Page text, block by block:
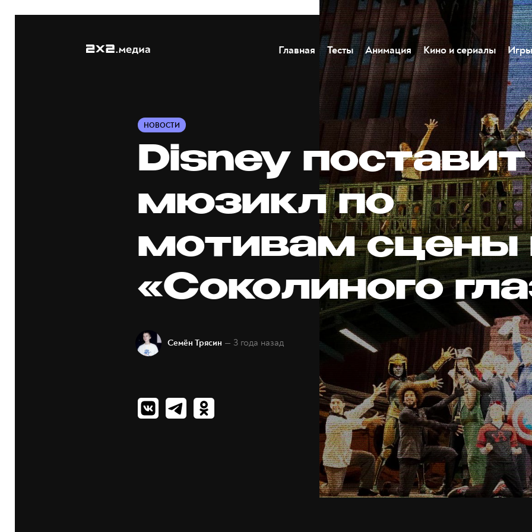
Главная Тесты Анимация Кино и сериалы Игры
НОВОСТИ
Disney поставит
мюзикл по
мотивам сцены
«Соколиного
Семён Трясин — 3 года назад